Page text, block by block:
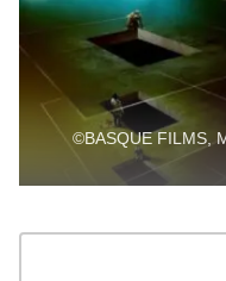
©BASQUE FILMS,